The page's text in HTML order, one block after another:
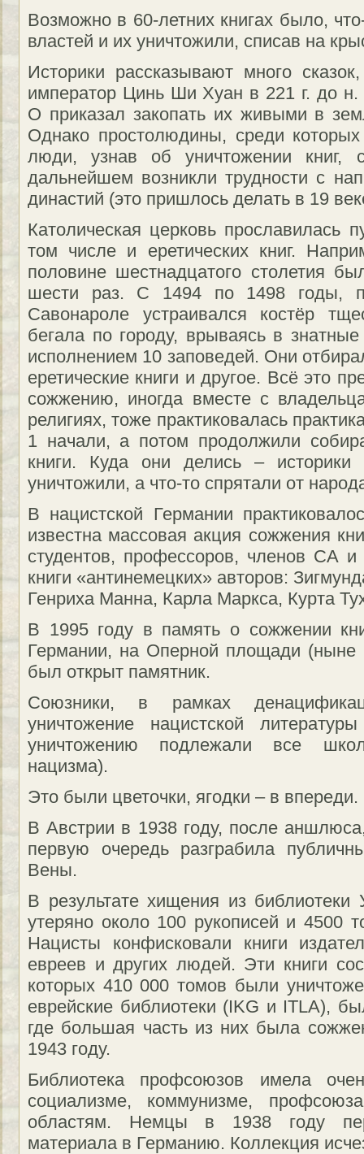
Возможно в 60-летних книгах было,
властей и их уничтожили, списав на
Историки рассказывают много
император Цинь Ши Хуан в 221 г. до н.
О приказал закопать их живыми в
Однако простолюдины, среди которых
люди, узнав об уничтожении книг,
дальнейшем возникли трудности с
династий (это пришлось делать в 19
Католическая церковь прославилась
том числе и еретических книг.
половине шестнадцатого столетия
шести раз. С 1494 по 1498 годы,
Савонароле устраивался костёр
бегала по городу, врываясь в
исполнением 10 заповедей. Они
еретические книги и другое. Всё это
сожжению, иногда вместе с
религиях, тоже практиковалась
1 начали, а потом продолжили
книги. Куда они делись – историки
уничтожили, а что-то спрятали от
В нацистской Германии
известна массовая акция сожжения
студентов, профессоров, членов СА
книги «антинемецких» авторов:
Генриха Манна, Карла Маркса, Курта
В 1995 году в память о сожжении
Германии, на Оперной площади (ныне
был открыт памятник.
Союзники, в рамках
уничтожение нацистской
уничтожению подлежали все
нацизма).
Это были цветочки, ягодки – в впереди.
В Австрии в 1938 году, после
первую очередь разграбила
Вены.
В результате хищения из библиотеки
утеряно около 100 рукописей и 4500
Нацисты конфисковали книги
евреев и других людей. Эти книги
которых 410 000 томов были
еврейские библиотеки (IKG и ITLA),
где большая часть из них была
1943 году.
Библиотека профсоюзов имела
социализме, коммунизме,
областям. Немцы в 1938 году
материала в Германию. Коллекция